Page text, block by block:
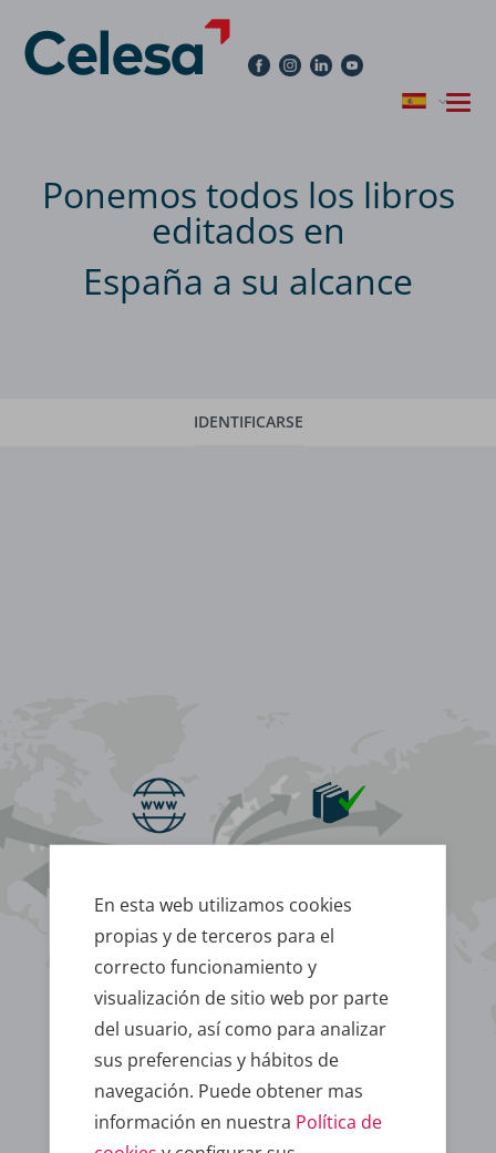
En esta web utilizamos cookies
propias y de terceros para el
correcto funcionamiento y
visualización de sitio web por parte
del usuario, así como para analizar
sus preferencias y hábitos de
navegación. Puede obtener mas
información en nuestra Política de
Ponemos todos los libros
editados en
España a su alcance
IDENTIFICARSE
Confirmación
del pedido
Herramientas
de gestión
Dpto. Atención al cliente